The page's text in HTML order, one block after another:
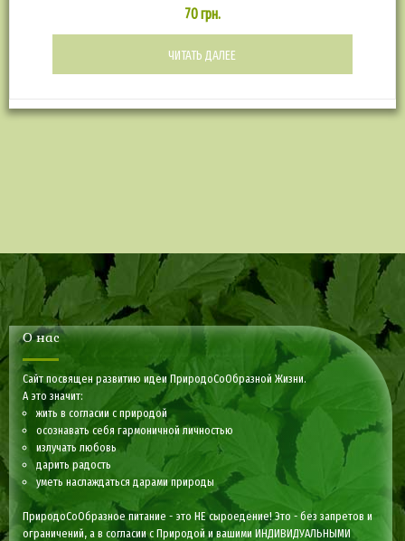
70грн.
ЧИТАТЬ ДАЛЕЕ
О нас
Сайт посвящен развитию идеи ПриродоСоОбразной Жизни.
А это значит:
жить в согласии с природой
осознавать себя гармоничной личностью
излучать любовь
дарить радость
уметь наслаждаться дарами природы
ПриродоСоОбразное питание - это НЕ сыроедение! Это - без запретов и
ограничений, а в согласии с Природой и вашими ИНДИВИДУАЛЬНЫМИ